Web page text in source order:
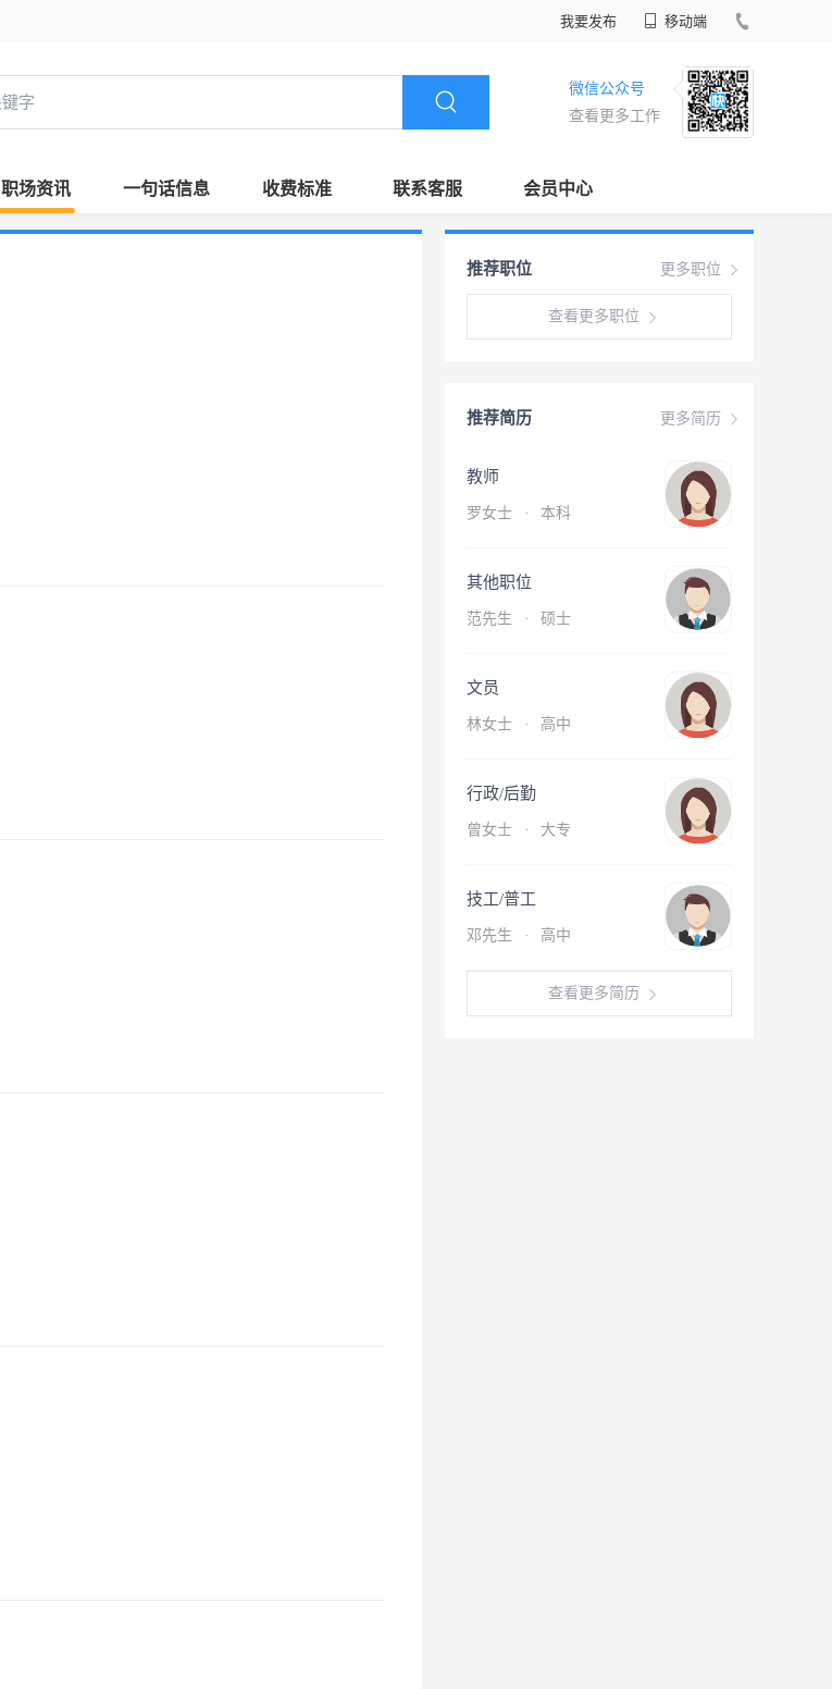
我要发布 移动端
微信公众号
查看更多工作
职场资讯 一句话信息 收费标准 联系客服 会员中心
更多职位
推荐职位
查看更多职位
更多简历
推荐简历
教师
罗女士 · 本科
其他职位
范先生 · 硕士
文员
林女士 · 高中
行政/后勤
曾女士 · 大专
技工/普工
邓先生 · 高中
查看更多简历